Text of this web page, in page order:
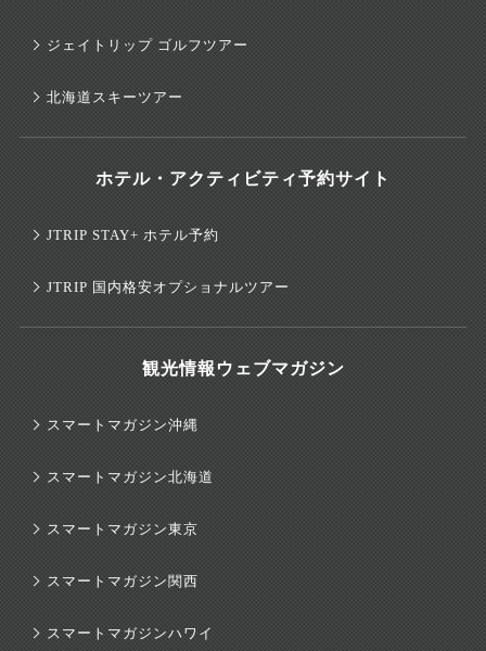
J-DIVE 沖縄ダイビングツアー
ジェイトリップ ゴルフツアー
北海道スキーツアー
ホテル・アクティビティ予約サイト
JTRIP STAY+ ホテル予約
JTRIP 国内格安オプショナルツアー
観光情報ウェブマガジン
スマートマガジン沖縄
スマートマガジン北海道
スマートマガジン東京
スマートマガジン関西